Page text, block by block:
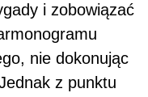
i zobowiązać
nie dokonując
z punktu